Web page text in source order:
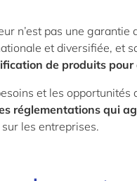
n’est pas une
et diversifiée, et
de produits pour
et les
réglementations qui
les entreprises.